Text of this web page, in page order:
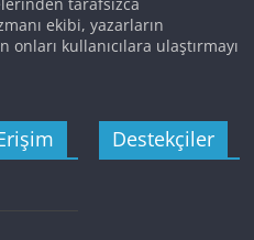
tarafsızca
ekibi, yazarların
kullanıcılara ulaştırmayı
Destekçiler